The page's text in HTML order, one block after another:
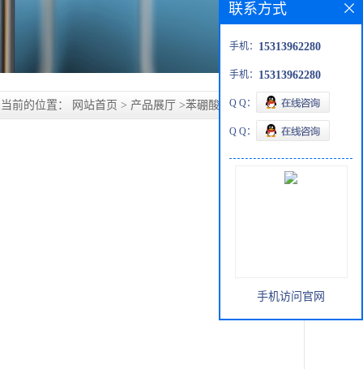
前的位置： 网站首页 > 产品展厅 >苯硼酸 4-羧基苯硼酸
联系方式
手机： 15313962280
手机： 15313962280
Q Q：
Q Q：
手机访问官网